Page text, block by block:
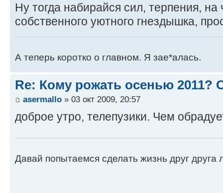
Ну тогда набирайся сил, терпения,
собственного уютного гнездышка,
А теперь коротко о главном. Я зае*алась.
Re: Кому рожать осенью 2011?
asermallo » 03 окт 2009, 20:57
доброе утро, телепузики. Чем
Давай попытаемся сделать жизнь друг друга